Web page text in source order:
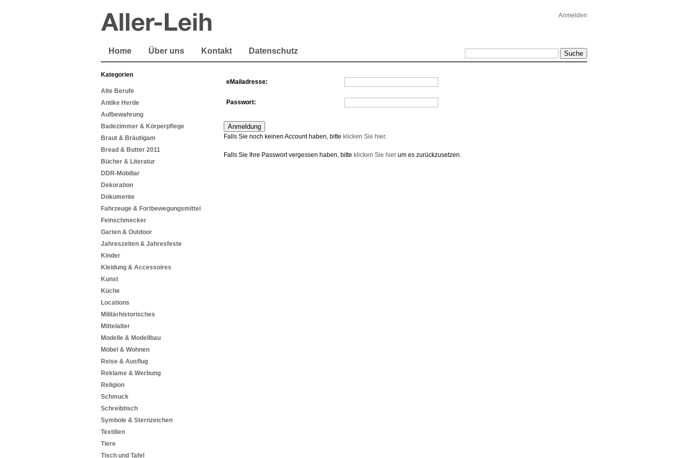
Anmelden
Home Über uns Kontakt Datenschutz
Kategorien
Alte Berufe
Antike Herde
Aufbewahrung
Badezimmer & Körperpflege
Braut & Bräutigam
Bread & Butter 2011
Bücher & Literatur
DDR-Mobiliar
Dekoration
Dokumente
Fahrzeuge & Fortbewegungsmittel
Feinschmecker
Garten & Outdoor
Jahreszeiten & Jahresfeste
Kinder
Kleidung & Accessoires
Kunst
Küche
Locations
Militärhistorisches
Mittelalter
Modelle & Modellbau
Möbel & Wohnen
Reise & Ausflug
Reklame & Werbung
Religion
Schmuck
Schreibtisch
Symbole & Sternzeichen
Textilien
Tiere
Tisch und Tafel
eMailadresse:
Passwort:
Falls Sie noch keinen Account haben, bitte klicken Sie hier.
Falls Sie Ihre Passwort vergessen haben, bitte klicken Sie hier um es zurückzusetzen.